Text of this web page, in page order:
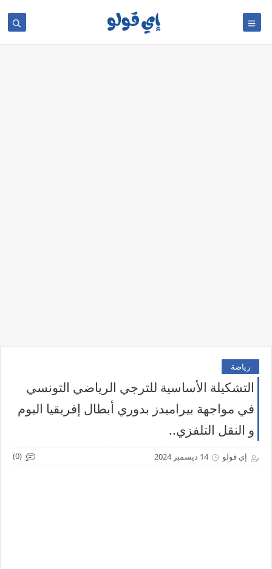
رياضة
التشكيلة الأساسية للترجي الرياضي التونسي
في مواجهة بيراميدز بدوري أبطال إفريقيا اليوم
و النقل التلفزي..
إي قولو 14 ديسمبر 2024 (0)